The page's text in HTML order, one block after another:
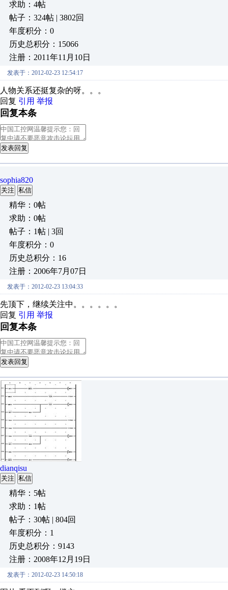
求助：4帖
帖子：324帖 | 3802回
年度积分：0
历史总积分：15066
注册：2011年11月10日
发表于：2012-02-23 12:54:17
人物关系还挺复杂的呀。。。
回复 引用 举报
回复本条
发表回复
sophia820
关注 私信
精华：0帖
求助：0帖
帖子：1帖 | 3回
年度积分：0
历史总积分：16
注册：2006年7月07日
发表于：2012-02-23 13:04:33
先顶下，继续关注中。。。。。。
回复 引用 举报
回复本条
发表回复
dianqisu
关注 私信
精华：5帖
求助：1帖
帖子：30帖 | 804回
年度积分：1
历史总积分：9143
注册：2008年12月19日
发表于：2012-02-23 14:50:18